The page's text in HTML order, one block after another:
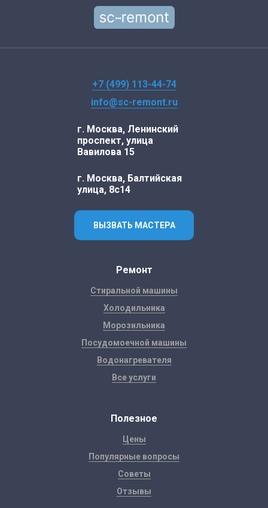
+7 (499) 113-44-74
info@sc-remont.ru
г. Москва, Ленинский
проспект, улица
Вавилова 15
г. Москва, Балтийская
улица, 8с14
ВЫЗВАТЬ МАСТЕРА
Ремонт
Стиральной машины
Холодильника
Морозильника
Посудомоечной машины
Водонагревателя
Все услуги
Полезное
Цены
Популярные вопросы
Советы
Отзывы